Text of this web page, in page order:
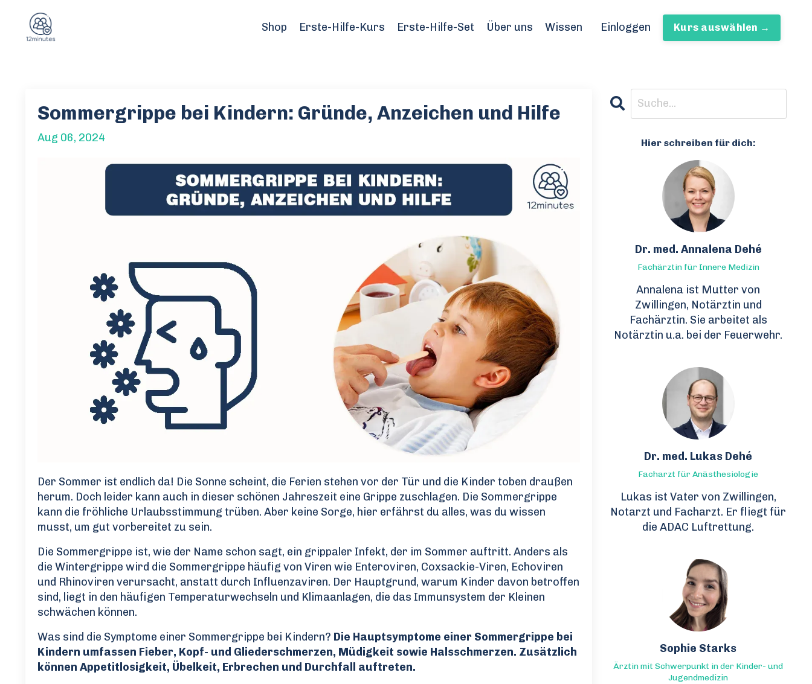
Shop Erste-Hilfe-Kurs Erste-Hilfe-Set Über uns Wissen Einloggen Kurs auswählen →
Sommergrippe bei Kindern: Gründe, Anzeichen und Hilfe
Aug 06, 2024
Der Sommer ist endlich da! Die Sonne scheint, die Ferien stehen vor der Tür und die Kinder toben draußen
herum. Doch leider kann auch in dieser schönen Jahreszeit eine Grippe zuschlagen. Die Sommergrippe
kann die fröhliche Urlaubsstimmung trüben. Aber keine Sorge, hier erfährst du alles, was du wissen
musst, um gut vorbereitet zu sein.
Die Sommergrippe ist, wie der Name schon sagt, ein grippaler Infekt, der im Sommer auftritt. Anders als
die Wintergrippe wird die Sommergrippe häufig von Viren wie Enteroviren, Coxsackie-Viren, Echoviren
und Rhinoviren verursacht, anstatt durch Influenzaviren. Der Hauptgrund, warum Kinder davon betroffen
sind, liegt in den häufigen Temperaturwechseln und Klimaanlagen, die das Immunsystem der Kleinen
schwächen können.
Was sind die Symptome einer Sommergrippe bei Kindern? Die Hauptsymptome einer Sommergrippe bei
Kindern umfassen Fieber, Kopf- und Gliederschmerzen, Müdigkeit sowie Halsschmerzen. Zusätzlich
können Appetitlosigkeit, Übelkeit, Erbrechen und Durchfall auftreten.
Hier schreiben für dich:
Dr. med. Annalena Dehé
Fachärztin für Innere Medizin
Annalena ist Mutter von
Zwillingen, Notärztin und
Fachärztin. Sie arbeitet als
Notärztin u.a. bei der Feuerwehr.
Dr. med. Lukas Dehé
Facharzt für Anästhesiologie
Lukas ist Vater von Zwillingen,
Notarzt und Facharzt. Er fliegt für
die ADAC Luftrettung.
Sophie Starks
Ärztin mit Schwerpunkt in der Kinder- und
Jugendmedizin